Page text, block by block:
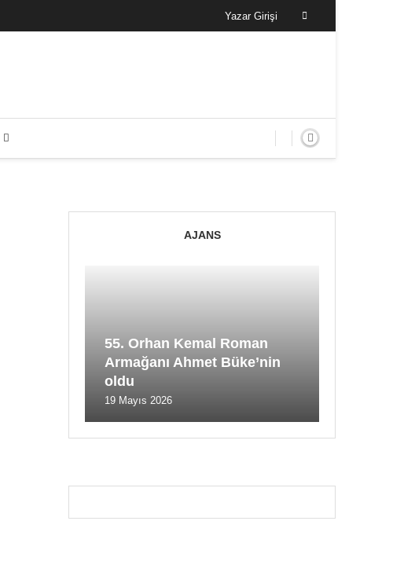
Yazar Girişi
AJANS
55. Orhan Kemal Roman
Armağanı Ahmet Büke’nin
oldu
19 Mayıs 2026